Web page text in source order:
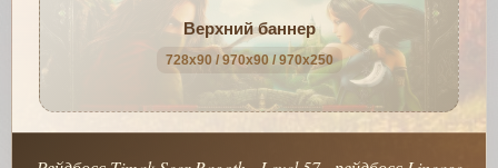
Верхний баннер
728x90 / 970x90 / 970x250